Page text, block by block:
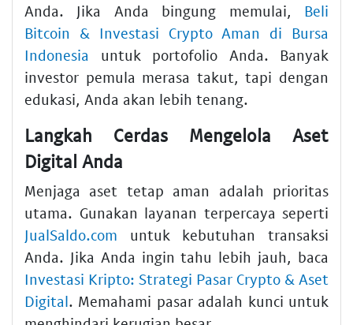
Anda. Jika Anda bingung memulai, Beli
Bitcoin & Investasi Crypto Aman di Bursa
Indonesia untuk portofolio Anda. Banyak
investor pemula merasa takut, tapi dengan
edukasi, Anda akan lebih tenang.
Langkah Cerdas Mengelola Aset
Digital Anda
Menjaga aset tetap aman adalah prioritas
utama. Gunakan layanan terpercaya seperti
JualSaldo.com untuk kebutuhan transaksi
Anda. Jika Anda ingin tahu lebih jauh, baca
Investasi Kripto: Strategi Pasar Crypto & Aset
Digital. Memahami pasar adalah kunci untuk